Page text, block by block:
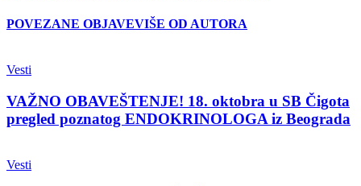
POVEZANE OBJAVEVIŠE OD AUTORA
Vesti
VAŽNO OBAVEŠTENJE! 18. oktobra u SB Čigota
pregled poznatog ENDOKRINOLOGA iz Beograda
Vesti